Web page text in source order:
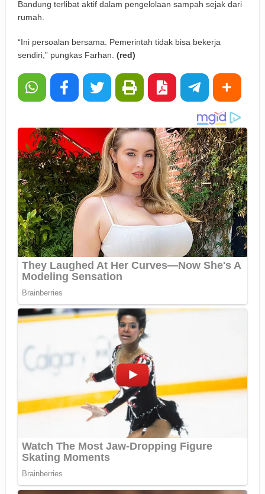
Bandung terlibat aktif dalam pengelolaan sampah sejak dari
rumah.
“Ini persoalan bersama. Pemerintah tidak bisa bekerja
sendiri,” pungkas Farhan. (red)